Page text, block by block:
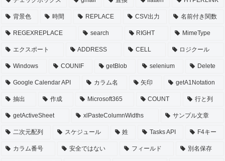
背景色 時間 REPLACE CSV出力 名前付き関数
REGEXREPLACE search RIGHT MimeType
エクスポート ADDRESS CELL ロジクール
Windows COUNIF getBlob selenium Delete
Google Calendar API カラム名 矢印 getA1Notation
抽出 作成 Microsoft365 COUNT 行と列
getActiveSheet xlPasteColumnWidths サンプル文章
二次元配列 スケジュール 姓 Tasks API F4キー
カラム番号 安全ではない フィールド 別名保存